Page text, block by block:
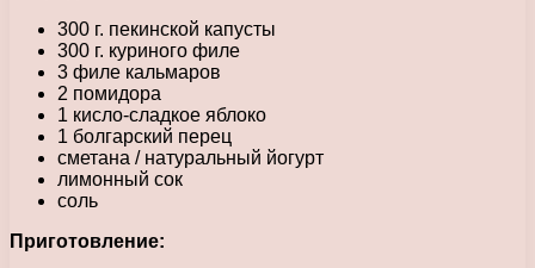
300 г. пекинской капусты
300 г. куриного филе
3 филе кальмаров
2 помидора
1 кисло-сладкое яблоко
1 болгарский перец
сметана / натуральный йогурт
лимонный сок
соль
Приготовление: